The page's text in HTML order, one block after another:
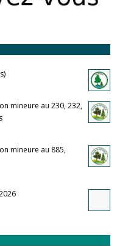
mineure au 230, 232,
mineure au 885,